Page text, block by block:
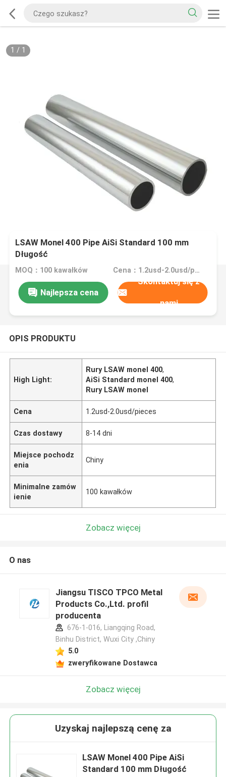
1 / 1
LSAW Monel 400 Pipe AiSi Standard 100 mm
Długość
MOQ：100 kawałków Cena：1.2usd-2.0usd/pieces
Najlepsza cena
Skontaktuj się z
nami
OPIS PRODUKTU
High Light:
Rury LSAW monel 400,
AiSi Standard monel 400,
Rury LSAW monel
Cena 1.2usd-2.0usd/pieces
Czas dostawy 8-14 dni
Miejsce pochodz
enia
Chiny
Minimalne zamów
ienie
100 kawałków
Zobacz więcej
O nas
Jiangsu TISCO TPCO Metal
Products Co.,Ltd. profil
producenta
676-1-016, Liangqing Road,
Binhu District, Wuxi City ,Chiny
5.0
zweryfikowane Dostawca
Zobacz więcej
Uzyskaj najlepszą cenę za
LSAW Monel 400 Pipe AiSi
Standard 100 mm Długość